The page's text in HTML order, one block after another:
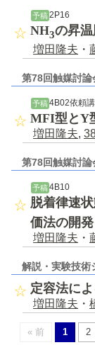
予稿2P16
NH3の昇
増田隆夫 ・
第78回触媒討論
予稿 4B02依頼
MFI型とY
増田隆夫,
第78回触媒討論
予稿 4B10
脱着律速
価法の開発
増田隆夫 ・
解説・実験技術
定容法に
増田隆夫 ・
« 前 1 2